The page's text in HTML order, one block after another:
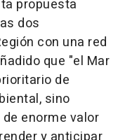
propuesta
dos
con una red
que "el Mar
de
sino
enorme valor